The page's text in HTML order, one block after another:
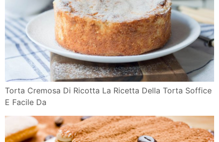
Torta Cremosa Di Ricotta La Ricetta Della Torta Soffice
E Facile Da